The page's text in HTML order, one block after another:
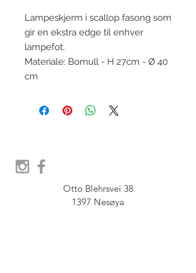
Lampeskjerm i scallop fasong som
gir en ekstra edge til enhver
lampefot.
Materiale: Bomull - H 27cm - Ø 40
cm
Otto Blehrsvei 38
1397 Nesøya